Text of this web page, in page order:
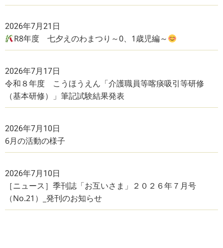
2026年7月21日
R8年度 七夕えのわまつり～0、1歳児編～
2026年7月17日
令和８年度 こうほうえん「介護職員等喀痰吸引等研修
（基本研修）」筆記試験結果発表
2026年7月10日
6月の活動の様子
2026年7月10日
［ニュース］季刊誌「お互いさま」２０２６年７月号
（No.21）_発刊のお知らせ